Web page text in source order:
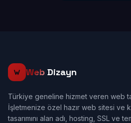
Web Dizayn
Türkiye geneline hizmet veren web
İşletmenize özel hazır web sitesi ve
tasarımını alan adı, hosting, SSL ve